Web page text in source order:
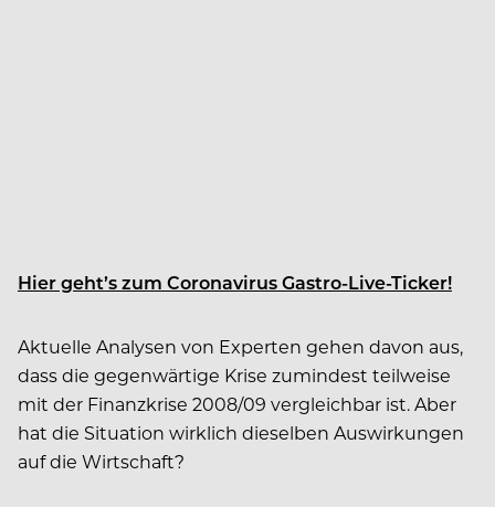
Hier geht’s zum Coronavirus Gastro-Live-Ticker!
Aktuelle Analysen von Experten gehen davon aus,
dass die gegenwärtige Krise zumindest teilweise
mit der Finanzkrise 2008/09 vergleichbar ist. Aber
hat die Situation wirklich dieselben Auswirkungen
auf die Wirtschaft?